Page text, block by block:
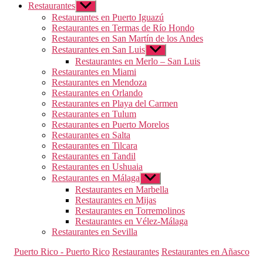
Restaurantes Mostrar
el
submenú
Restaurantes en Puerto Iguazú
Restaurantes en Termas de Río Hondo
Restaurantes en San Martín de los Andes
Restaurantes en San Luis Mostrar
el
submenú
Restaurantes en Merlo – San Luis
Restaurantes en Miami
Restaurantes en Mendoza
Restaurantes en Orlando
Restaurantes en Playa del Carmen
Restaurantes en Tulum
Restaurantes en Puerto Morelos
Restaurantes en Salta
Restaurantes en Tilcara
Restaurantes en Tandil
Restaurantes en Ushuaia
Restaurantes en Málaga Mostrar
el
submenú
Restaurantes en Marbella
Restaurantes en Mijas
Restaurantes en Torremolinos
Restaurantes en Vélez-Málaga
Restaurantes en Sevilla
Categorías
Puerto Rico - Puerto Rico Restaurantes Restaurantes en Añasco